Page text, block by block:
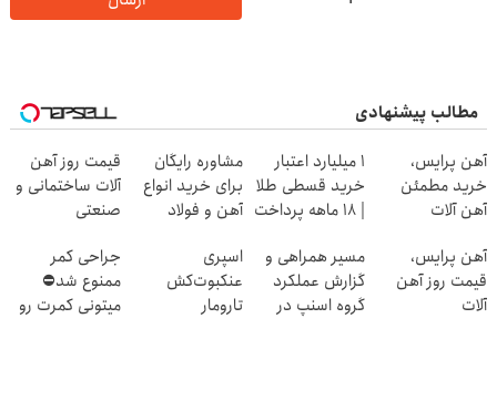
مطالب پیشنهادی
آهن پرایس،
خرید مطمئن
آهن آلات
۱ میلیارد اعتبار
خرید قسطی طلا
| ۱۸ ماهه پرداخت
مشاوره رایگان
برای خرید انواع
آهن و فولاد
قیمت روز آهن
آلات ساختمانی و
صنعتی
آهن پرایس،
قیمت روز آهن
آلات
مسیر همراهی و
گزارش عملکرد
گروه اسنپ در
اسپری
عنکبوت‌‌کش
تارومار
جراحی کمر
ممنوع شد⛔
میتونی کمرت رو